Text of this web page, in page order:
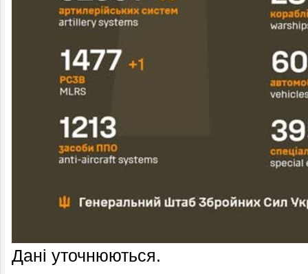
Дані уточнюються.